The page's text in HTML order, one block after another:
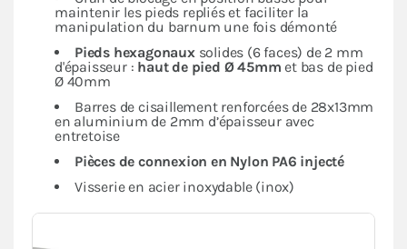
maintenir les pieds repliés et faciliter la
manipulation du barnum une fois démonté
Pieds hexagonauxsolides (6 faces) de 2 mm
d'épaisseur : haut de pied Ø 45mm et bas de pied
Ø 40mm
Barres de cisaillement renforcées de 28x13mm
en aluminium de 2mm d’épaisseur avec
entretoise
Pièces de connexion en Nylon PA6 injecté
Visserie en acier inoxydable (inox)